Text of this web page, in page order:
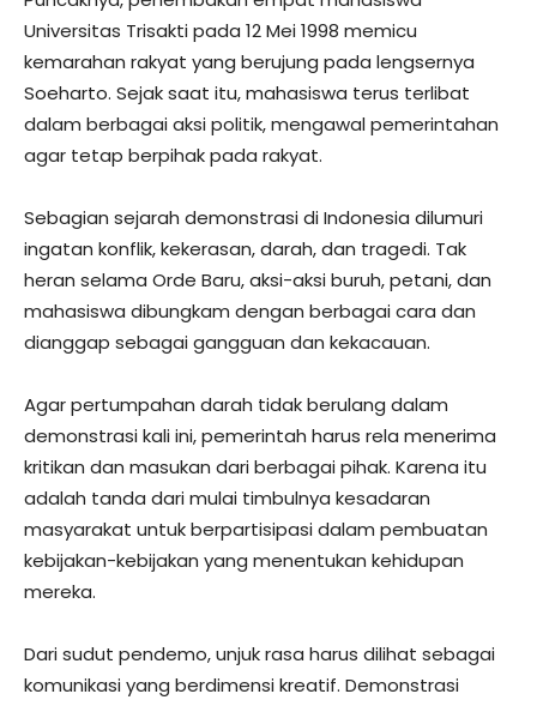
Universitas Trisakti pada 12 Mei 1998 memicu
kemarahan rakyat yang berujung pada lengsernya
Soeharto. Sejak saat itu, mahasiswa terus terlibat
dalam berbagai aksi politik, mengawal pemerintahan
agar tetap berpihak pada rakyat.
Sebagian sejarah demonstrasi di Indonesia dilumuri
ingatan konflik, kekerasan, darah, dan tragedi. Tak
heran selama Orde Baru, aksi-aksi buruh, petani, dan
mahasiswa dibungkam dengan berbagai cara dan
dianggap sebagai gangguan dan kekacauan.
Agar pertumpahan darah tidak berulang dalam
demonstrasi kali ini, pemerintah harus rela menerima
kritikan dan masukan dari berbagai pihak. Karena itu
adalah tanda dari mulai timbulnya kesadaran
masyarakat untuk berpartisipasi dalam pembuatan
kebijakan-kebijakan yang menentukan kehidupan
mereka.
Dari sudut pendemo, unjuk rasa harus dilihat sebagai
komunikasi yang berdimensi kreatif. Demonstrasi